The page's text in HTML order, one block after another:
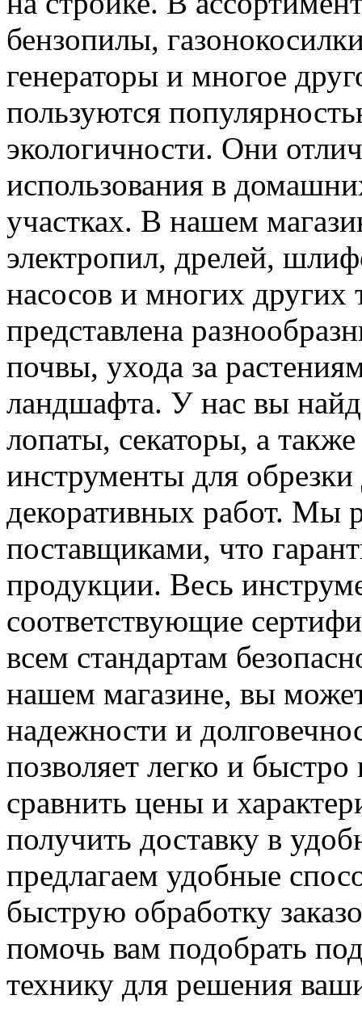
бензопилы,
генераторы и многое
пользуются
экологичности. Они
использования в
участках. В нашем
электропил, дрелей,
насосов и многих других
представлена
почвы, ухода за
ландшафта. У нас вы
лопаты, секаторы, а
инструменты для
декоративных работ. Мы
поставщиками, что
продукции. Весь
соответствующие
всем стандартам
нашем магазине, вы
надежности и
позволяет легко и
сравнить цены и
получить доставку в
предлагаем удобные
быструю обработку
помочь вам подобрать
технику для решения